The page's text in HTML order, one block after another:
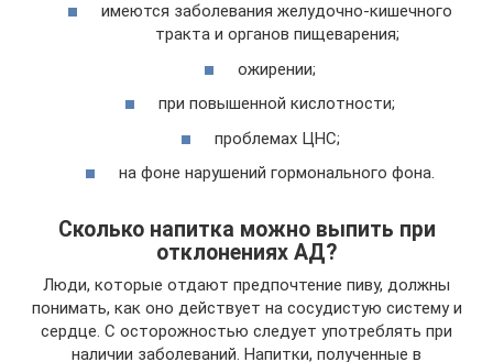
имеются заболевания желудочно-кишечного
тракта и органов пищеварения;
ожирении;
при повышенной кислотности;
проблемах ЦНС;
на фоне нарушений гормонального фона.
Сколько напитка можно выпить при
отклонениях АД?
Люди, которые отдают предпочтение пиву, должны
понимать, как оно действует на сосудистую систему и
сердце. С осторожностью следует употреблять при
наличии заболеваний. Напитки, полученные в